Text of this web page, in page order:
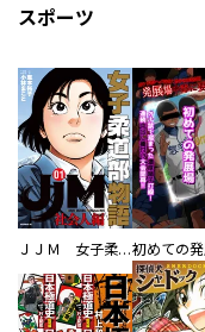
スポーツ
ＪＪＭ 女子柔道部物語 社会人編